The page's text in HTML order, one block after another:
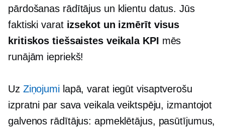
pārdošanas rādītājus un klientu datus. Jūs
faktiski varat izsekot un izmērīt visus
kritiskos tiešsaistes veikala KPI mēs
runājām iepriekš!
Uz Ziņojumilapā, varat iegūt visaptverošu
izpratni par sava veikala veiktspēju, izmantojot
galvenos rādītājus: apmeklētājus, pasūtījumus,